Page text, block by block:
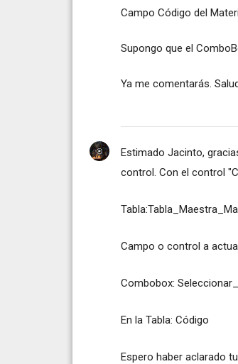
Campo Código del
Supongo que el
Ya me comentarás.
Estimado Jacinto,
control. Con el control
Campo o control a
Combobox:
En la Tabla: Código
Espero haber aclarado